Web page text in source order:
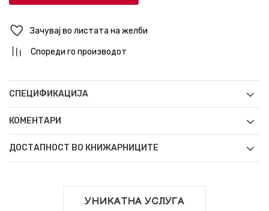
Зачувај во листата на желби
Спореди го производот
СПЕЦИФИКАЦИЈА
КОМЕНТАРИ
ДОСТАПНОСТ ВО КНИЖАРНИЦИТЕ
УНИКАТНА УСЛУГА